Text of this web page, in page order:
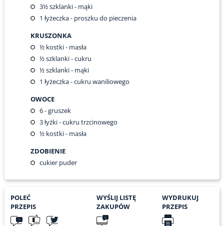
3½szklanki - mąki
1 łyżeczka - proszku do pieczenia
KRUSZONKA
½kostki - masła
½szklanki - cukru
½szklanki - mąki
1 łyżeczka - cukru waniliowego
OWOCE
6- gruszek
3łyżki - cukru trzcinowego
½kostki - masła
ZDOBIENIE
cukier puder
POLEĆ
PRZEPIS
WYŚLIJ LISTĘ
ZAKUPÓW
WYDRUKUJ
PRZEPIS